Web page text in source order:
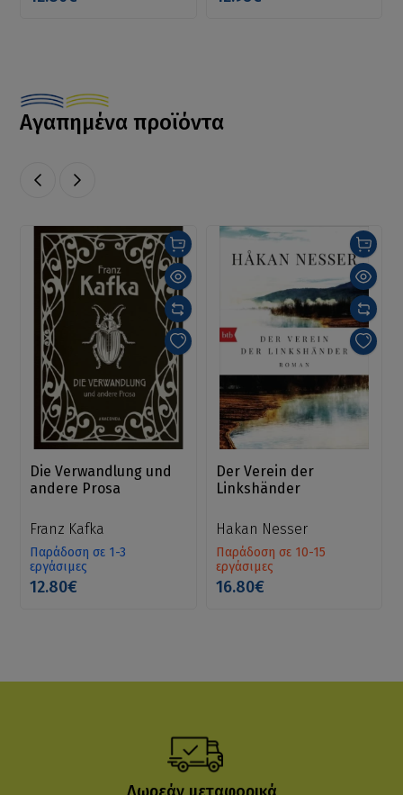
Αγαπημένα προϊόντα
Die Verwandlung und
andere Prosa
Franz Kafka
Παράδοση σε 1-3
εργάσιμες
12.80€
Der Verein der
Linkshänder
Hakan Nesser
Παράδοση σε 10-15
εργάσιμες
16.80€